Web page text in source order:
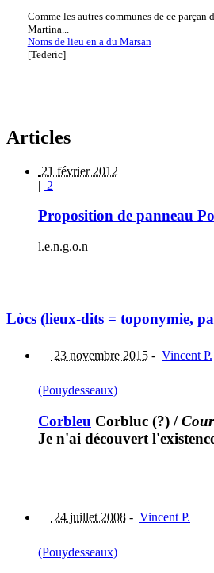
Comme les autres communes de ce
Martina...
Noms de lieu en a du Marsan
[Tederic]
Articles
21 février 2012
| 2
Proposition de panneau
l.e.n.g.o.n
Lòcs (lieux-dits = toponymie,
23 novembre 2015 - Vincent P.
(Pouydesseaux)
Corbleu Corbluc (?) /
Je n'ai découvert
24 juillet 2008 - Vincent P.
(Pouydesseaux)